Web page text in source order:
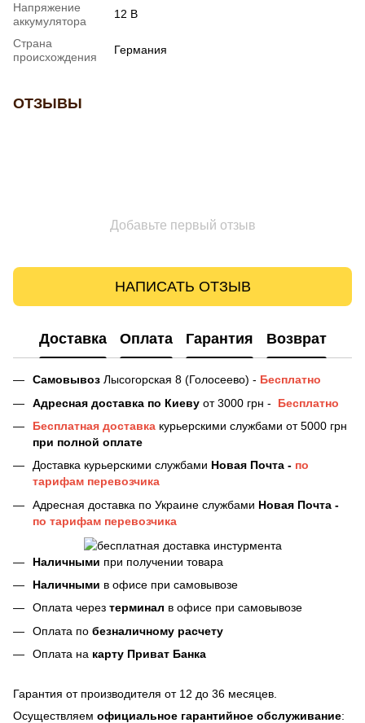
Напряжение
аккумулятора
12 В
Страна
происхождения
Германия
ОТЗЫВЫ
Добавьте первый отзыв
НАПИСАТЬ ОТЗЫВ
Доставка Оплата Гарантия Возврат
Самовывоз Лысогорская 8 (Голосеево) - Бесплатно
Адресная доставка по Киеву от 3000 грн -
Бесплатно
Бесплатная доставка курьерскими службами от 5000 грн
при полной оплате
Доставка курьерскими службами Новая Почта - по
тарифам перевозчика
Адресная доставка по Украине службами Новая Почта -
по тарифам перевозчика
Наличными при получении товара
Наличными в офисе при самовывозе
Оплата через терминал в офисе при самовывозе
Оплата по безналичному расчету
Оплата на карту Приват Банка
Гарантия от производителя от 12 до 36 месяцев.
Осуществляем официальное гарантийное обслуживание: